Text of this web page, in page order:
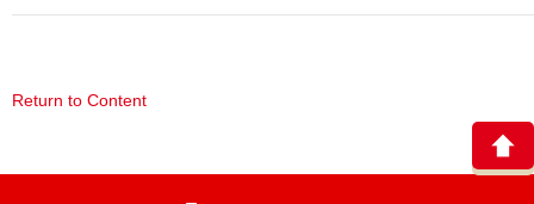
Return to Content